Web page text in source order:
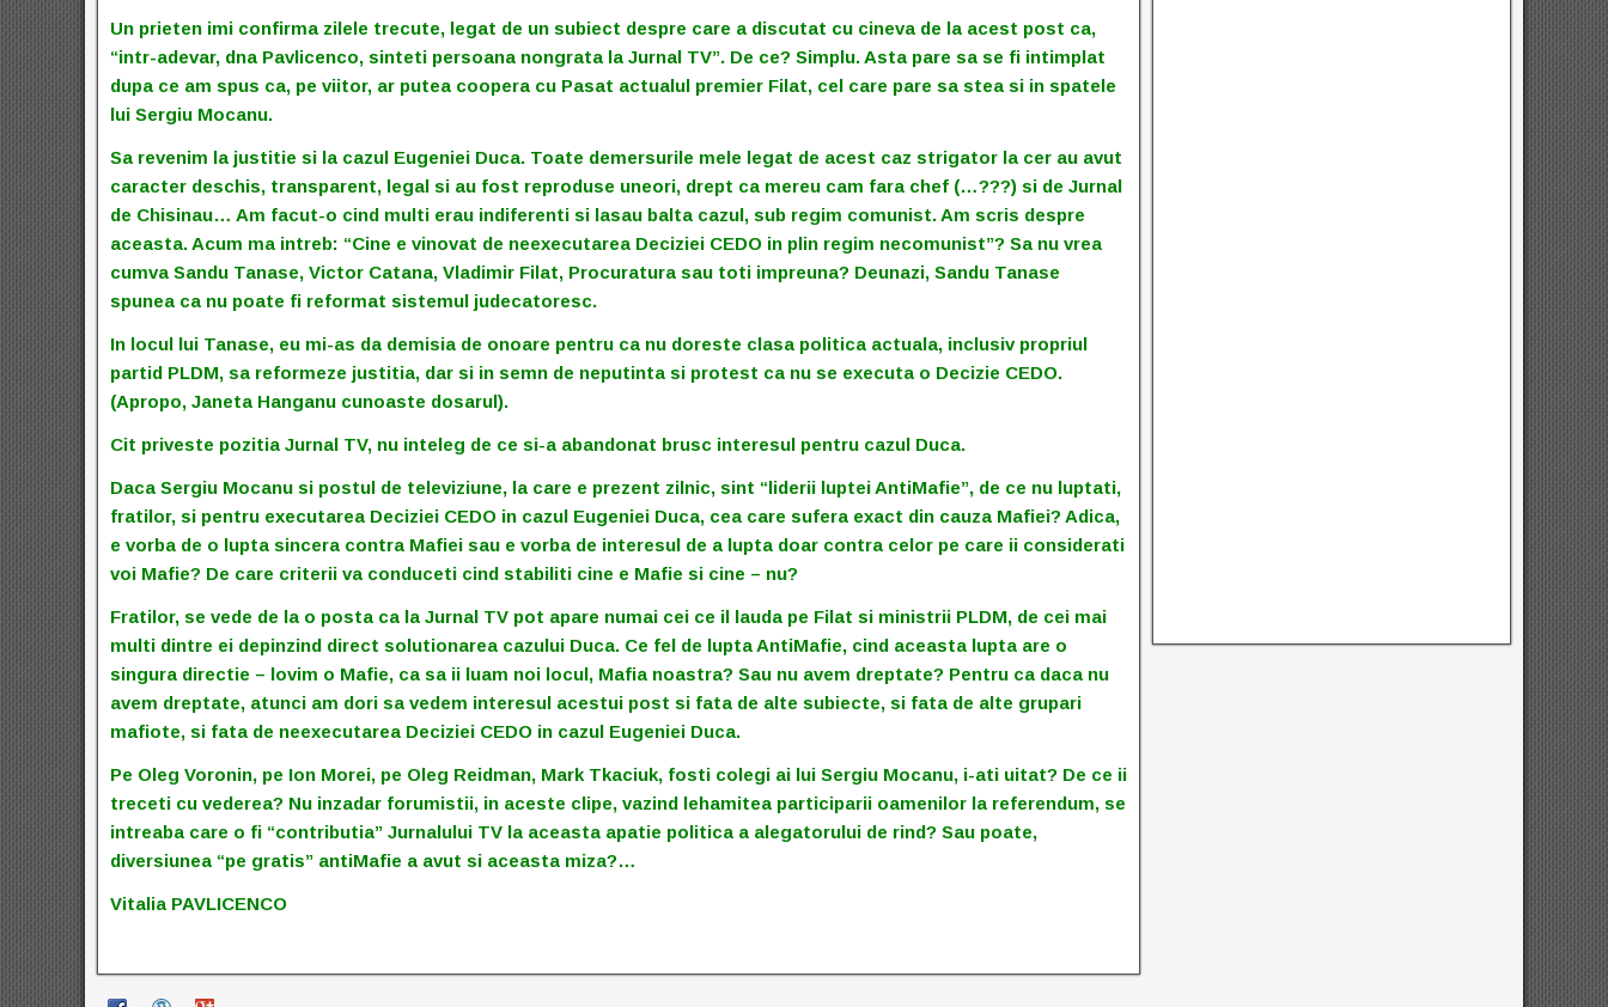
Un prieten imi confirma zilele trecute, legat de un subiect despre care a discutat cu cineva de la acest post ca,
“intr-adevar, dna Pavlicenco, sinteti persoana nongrata la Jurnal TV”. De ce? Simplu. Asta pare sa se fi intimplat
dupa ce am spus ca, pe viitor, ar putea coopera cu Pasat actualul premier Filat, cel care pare sa stea si in spatele
lui Sergiu Mocanu.
Sa revenim la justitie si la cazul Eugeniei Duca. Toate demersurile mele legat de acest caz strigator la cer au avut
caracter deschis, transparent, legal si au fost reproduse uneori, drept ca mereu cam fara chef (…???) si de Jurnal
de Chisinau… Am facut-o cind multi erau indiferenti si lasau balta cazul, sub regim comunist. Am scris despre
aceasta. Acum ma intreb: “Cine e vinovat de neexecutarea Deciziei CEDO in plin regim necomunist”? Sa nu vrea
cumva Sandu Tanase, Victor Catana, Vladimir Filat, Procuratura sau toti impreuna? Deunazi, Sandu Tanase
spunea ca nu poate fi reformat sistemul judecatoresc.
In locul lui Tanase, eu mi-as da demisia de onoare pentru ca nu doreste clasa politica actuala, inclusiv propriul
partid PLDM, sa reformeze justitia, dar si in semn de neputinta si protest ca nu se executa o Decizie CEDO.
(Apropo, Janeta Hanganu cunoaste dosarul).
Cit priveste pozitia Jurnal TV, nu inteleg de ce si-a abandonat brusc interesul pentru cazul Duca.
Daca Sergiu Mocanu si postul de televiziune, la care e prezent zilnic, sint “liderii luptei AntiMafie”, de ce nu luptati,
fratilor, si pentru executarea Deciziei CEDO in cazul Eugeniei Duca, cea care sufera exact din cauza Mafiei? Adica,
e vorba de o lupta sincera contra Mafiei sau e vorba de interesul de a lupta doar contra celor pe care ii considerati
voi Mafie? De care criterii va conduceti cind stabiliti cine e Mafie si cine – nu?
Fratilor, se vede de la o posta ca la Jurnal TV pot apare numai cei ce il lauda pe Filat si ministrii PLDM, de cei mai
multi dintre ei depinzind direct solutionarea cazului Duca. Ce fel de lupta AntiMafie, cind aceasta lupta are o
singura directie – lovim o Mafie, ca sa ii luam noi locul, Mafia noastra? Sau nu avem dreptate? Pentru ca daca nu
avem dreptate, atunci am dori sa vedem interesul acestui post si fata de alte subiecte, si fata de alte grupari
mafiote, si fata de neexecutarea Deciziei CEDO in cazul Eugeniei Duca.
Pe Oleg Voronin, pe Ion Morei, pe Oleg Reidman, Mark Tkaciuk, fosti colegi ai lui Sergiu Mocanu, i-ati uitat? De ce ii
treceti cu vederea? Nu inzadar forumistii, in aceste clipe, vazind lehamitea participarii oamenilor la referendum, se
intreaba care o fi “contributia” Jurnalului TV la aceasta apatie politica a alegatorului de rind? Sau poate,
diversiunea “pe gratis” antiMafie a avut si aceasta miza?…
Vitalia PAVLICENCO